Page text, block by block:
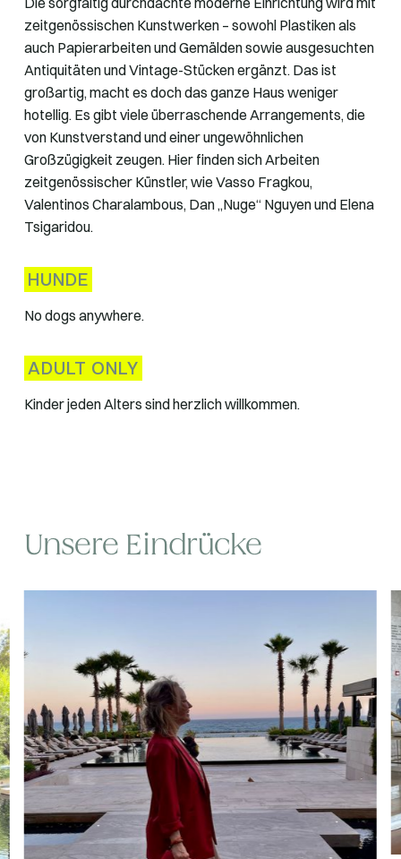
zeitgenössischen Kunstwerken – sowohl Plastiken als
auch Papierarbeiten und Gemälden sowie ausgesuchten
Antiquitäten und Vintage-Stücken ergänzt. Das ist
großartig, macht es doch das ganze Haus weniger
hotellig. Es gibt viele überraschende Arrangements, die
von Kunstverstand und einer ungewöhnlichen
Großzügigkeit zeugen. Hier finden sich Arbeiten
zeitgenössischer Künstler, wie Vasso Fragkou,
Valentinos Charalambous, Dan „Nuge“ Nguyen und Elena
Tsigaridou.
HUNDE
No dogs anywhere.
ADULT ONLY
Kinder jeden Alters sind herzlich willkommen.
Unsere Eindrücke